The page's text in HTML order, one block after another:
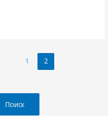
1 2
Поиск